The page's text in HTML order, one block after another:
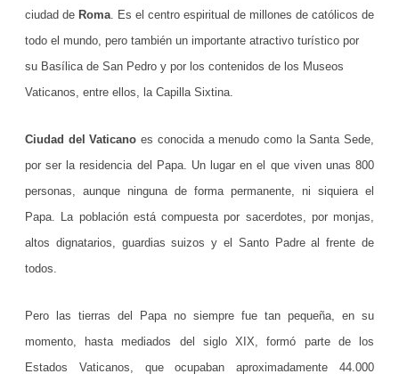
l
V
t
i
c
ciudad de Roma. Es el centro espiritual de millones de católicos de
todo el mundo, pero también un importante atractivo turístico por
su Basílica de San Pedro y por los contenidos de los Museos
Vaticanos, entre ellos, la Capilla Sixtina.
Ciudad del Vaticano es conocida a menudo como la Santa Sede,
por ser la residencia del Papa. Un lugar en el que viven unas 800
personas, aunque ninguna de forma permanente, ni siquiera el
Papa. La población está compuesta por sacerdotes, por monjas,
altos dignatarios, guardias suizos y el Santo Padre al frente de
todos.
Pero las tierras del Papa no siempre fue tan pequeña, en su
momento, hasta mediados del siglo XIX, formó parte de los
Estados Vaticanos, que ocupaban aproximadamente 44.000